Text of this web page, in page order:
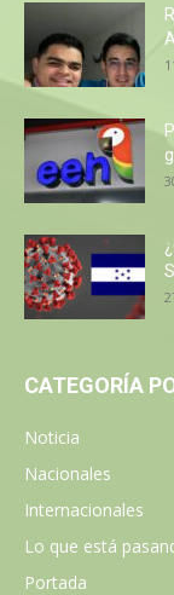
CATEGORÍA
Noticia
Nacionales
Internacionales
Lo que está
Portada